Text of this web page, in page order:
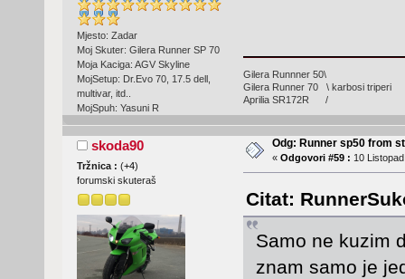
Mjesto: Zadar
Moj Skuter: Gilera Runner SP 70
Moja Kaciga: AGV Skyline
MojSetup: Dr.Evo 70, 17.5 dell,
multivar, itd..
MojSpuh: Yasuni R
Gilera Runnner 50\
Gilera Runner 70 \ karbosi triperi
Aprilia SR172R /
skoda90
Tržnica : (+4)
forumski skuteraš
Odg: Runner sp50 from
« Odgovori #59 : 10
Citat:
Samo ne kuzim
znam samo je